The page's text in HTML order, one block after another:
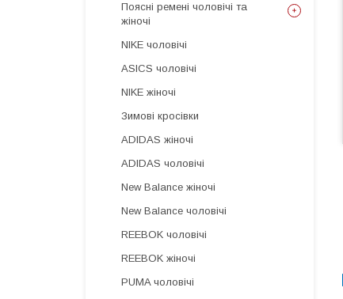
Поясні ремені чоловічі та
жіночі
NIKE чоловічі
ASICS чоловічі
NIKE жіночі
Зимові кросівки
ADIDAS жіночі
ADIDAS чоловічі
New Balance жіночі
New Balance чоловічі
REEBOK чоловічі
REEBOK жіночі
PUMA чоловічі